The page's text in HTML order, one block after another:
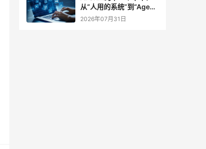
从“人用的系统”到“Agent
调用的底座”
2026年07月31日